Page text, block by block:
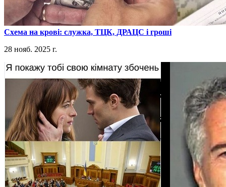
​Схема на крові: служка, ТЦК, ДРАЦС і гроші
28 нояб. 2025 г.